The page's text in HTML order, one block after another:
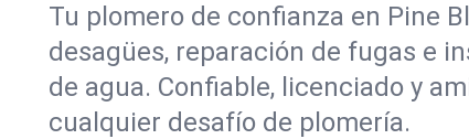
Tu plomero de confianza en Pine
desagües, reparación de fugas e
de agua. Confiable, licenciado y
cualquier desafío de plomería.